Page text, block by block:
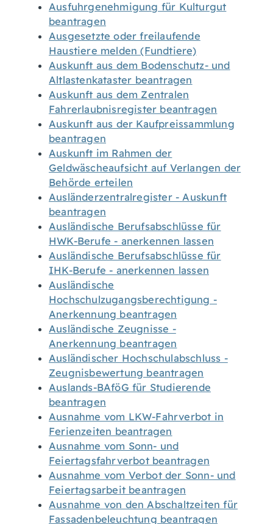
Ausfuhrgenehmigung für Kulturgut
beantragen
Ausgesetzte oder freilaufende
Haustiere melden (Fundtiere)
Auskunft aus dem Bodenschutz- und
Altlastenkataster beantragen
Auskunft aus dem Zentralen
Fahrerlaubnisregister beantragen
Auskunft aus der Kaufpreissammlung
beantragen
Auskunft im Rahmen der
Geldwäscheaufsicht auf Verlangen der
Behörde erteilen
Ausländerzentralregister - Auskunft
beantragen
Ausländische Berufsabschlüsse für
HWK-Berufe - anerkennen lassen
Ausländische Berufsabschlüsse für
IHK-Berufe - anerkennen lassen
Ausländische
Hochschulzugangsberechtigung -
Anerkennung beantragen
Ausländische Zeugnisse -
Anerkennung beantragen
Ausländischer Hochschulabschluss -
Zeugnisbewertung beantragen
Auslands-BAföG für Studierende
beantragen
Ausnahme vom LKW-Fahrverbot in
Ferienzeiten beantragen
Ausnahme vom Sonn- und
Feiertagsfahrverbot beantragen
Ausnahme vom Verbot der Sonn- und
Feiertagsarbeit beantragen
Ausnahme von den Abschaltzeiten für
Fassadenbeleuchtung beantragen